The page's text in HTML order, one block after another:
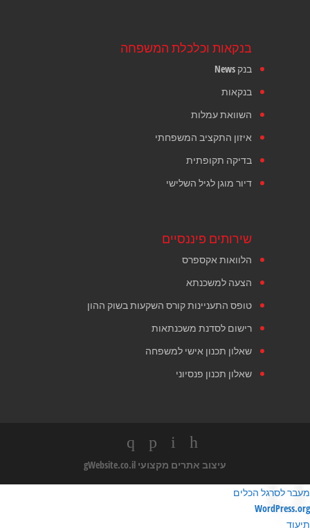
בנקאות וכלכלת המשפחה
בנק News
בנקאות
השוואת עמלות
איזון התקציב המשפחתי
בדיקה תקופתית
דיור מוגן לגיל השלישי
שירותים פיננסיים
הלוואות אקספרס
הצעה למשכנתא
טופס התעניינות קורס השקעות בשוק ההון
רישום לסדנת משכנתאות
שאלון תכנון אישי למשפחה
שאלון תכנון פנסיוני
עיצוב אתרים מקצועי
מעבר לסרגל הכלים
אודות
וורדפרס
WordPress.org
תיעוד